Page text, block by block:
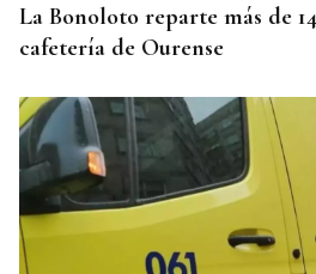
La Bonoloto reparte más de
cafetería de Ourense